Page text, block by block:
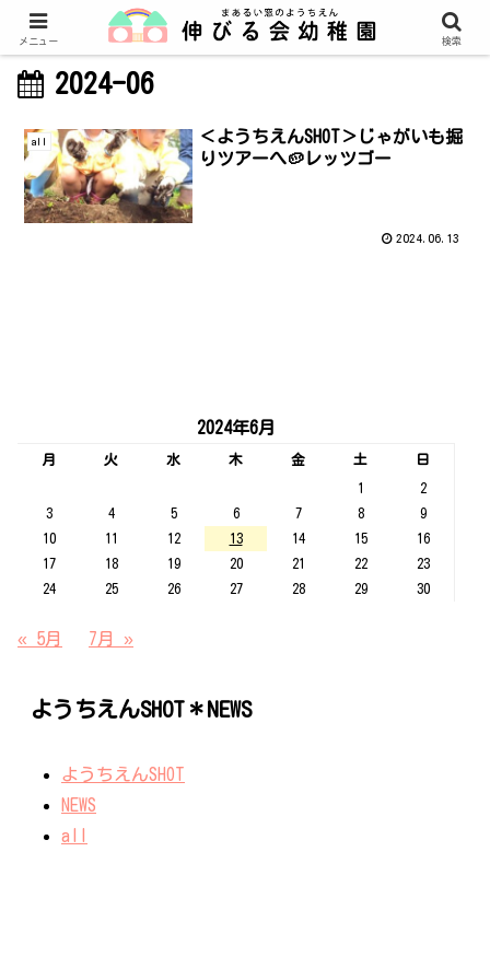
2024-06
all
＜ようちえんSHOT＞じゃがいも掘
りツアーへ🥔レッツゴー
2024.06.13
2024年6月
月 火 水 木 金 土
日
1
2
3
4 5 6 7 8
9
10
11 12 13 14 15
16
17
18 19 20 21 22
23
24
25 26 27 28 29 30
« 5月 7月 »
ようちえんSHOT＊NEWS
ようちえんSHOT
NEWS
all
メニュー 検索